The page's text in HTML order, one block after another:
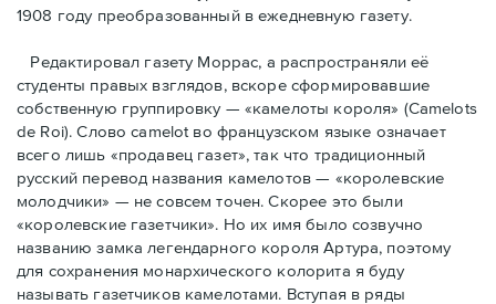
1908 году преобразованный в ежедневную газету.
Редактировал газету Моррас, а распространяли её
студенты правых взглядов, вскоре сформировавшие
собственную группировку — «камелоты короля» (Camelots
de Roi). Слово camelot во французском языке означает
всего лишь «продавец газет», так что традиционный
русский перевод названия камелотов — «королевские
молодчики» — не совсем точен. Скорее это были
«королевские газетчики». Но их имя было созвучно
названию замка легендарного короля Артура, поэтому
для сохранения монархического колорита я буду
называть газетчиков камелотами. Вступая в ряды